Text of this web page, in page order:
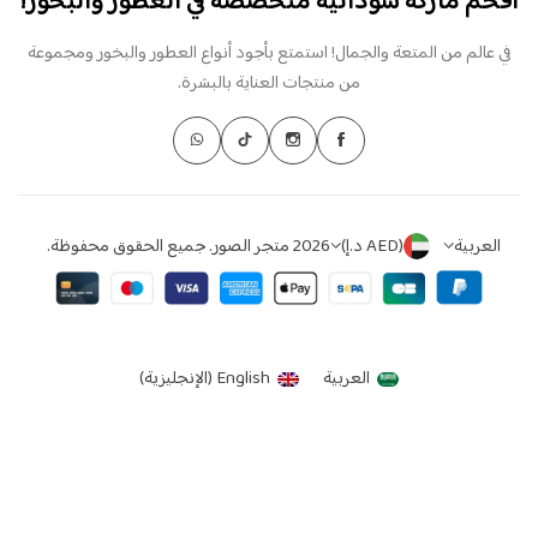
في عالم من المتعة والجمال! استمتع بأجود أنواع العطور والبخور ومجموعة
من منتجات العناية بالبشرة.
العربية (AED د.إ) 2026 متجر الصور. جميع الحقوق محفوظة.
العربية English
(الإنجليزية)